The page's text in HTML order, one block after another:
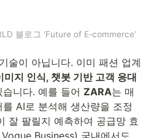
블로그 'Future of E‑commerce’
술이 아닙니다. 이미 패션 업계
미지 인식, 챗봇 기반 고객 응대
니다. 예를 들어 ZARA는 매
AI로 분석해 생산량을 조정
잘 팔릴지 예측하여 공급망 효